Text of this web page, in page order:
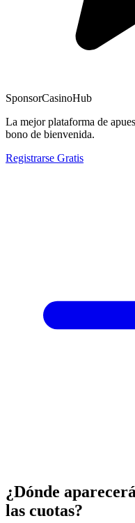
SponsorCasinoHub
La mejor plataforma de
bono de bienvenida.
Registrarse Gratis
¿Dónde
las cuotas?